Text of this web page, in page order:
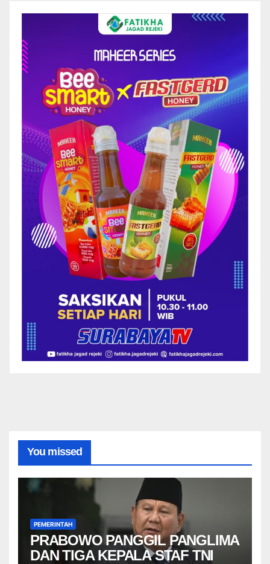
You missed
PEMERINTAH
PRABOWO PANGGIL PANGLIMA
DAN TIGA KEPALA STAF TNI